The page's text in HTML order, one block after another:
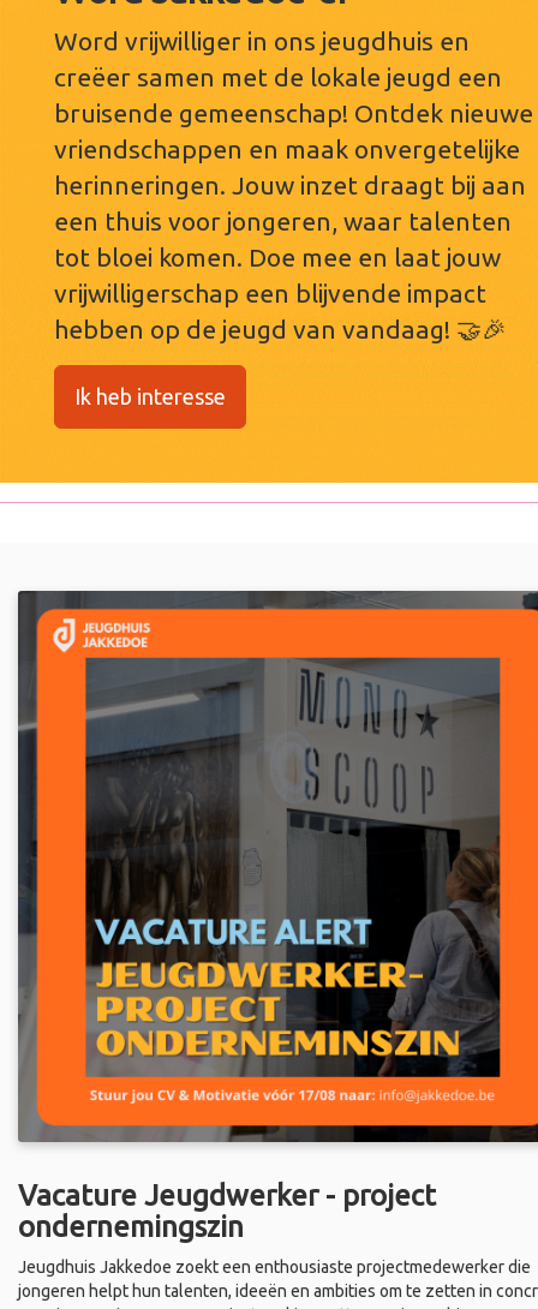
Word vrijwilliger in ons jeugdhuis en
creëer samen met de lokale jeugd een
bruisende gemeenschap! Ontdek nieuwe
vriendschappen en maak onvergetelijke
herinneringen. Jouw inzet draagt bij aan
een thuis voor jongeren, waar talenten
tot bloei komen. Doe mee en laat jouw
vrijwilligerschap een blijvende impact
hebben op de jeugd van vandaag! 🤝🎉
Ik heb interesse
Vacature Jeugdwerker - project
ondernemingszin
Jeugdhuis Jakkedoe zoekt een enthousiaste projectmedewerker die
jongeren helpt hun talenten, ideeën en ambities om te zetten in